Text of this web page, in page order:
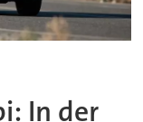
In der